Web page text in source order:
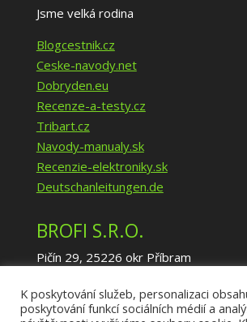
Jsme velká rodina
Blogcestnik.cz
Ceske-navody.net
Dobryden.eu
Recenze-a-testy.cz
Tribart.cz
Navody-manualy.sk
Recenzie-elektroniky.sk
Deutschanleitungen.de
BROFI S.R.O.
Pičín 29, 25226 okr Příbram
DIČ: CZ02940035
info@brofi.eu
K poskytování služeb, personalizaci
poskytování funkcí sociálních médií a